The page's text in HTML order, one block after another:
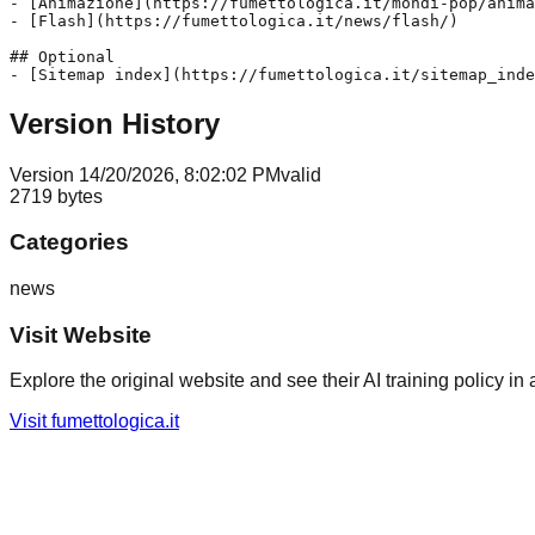
- [Flash](https://fumettologica.it/news/flash/)
## Optional
Version History
Version 14/20/2026, 8:02:02 PMvalid
2719 bytes
Categories
news
Visit Website
Explore the original website and see their AI training policy in
Visitfumettologica.it